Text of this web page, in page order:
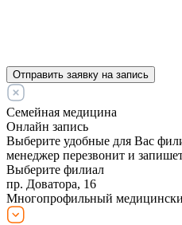
Отправить заявку на запись
Семейная медицина
Онлайн запись
Выберите удобные для Вас
менеджер перезвонит и
Выберите филиал
пр. Доватора, 16
Многопрофильный